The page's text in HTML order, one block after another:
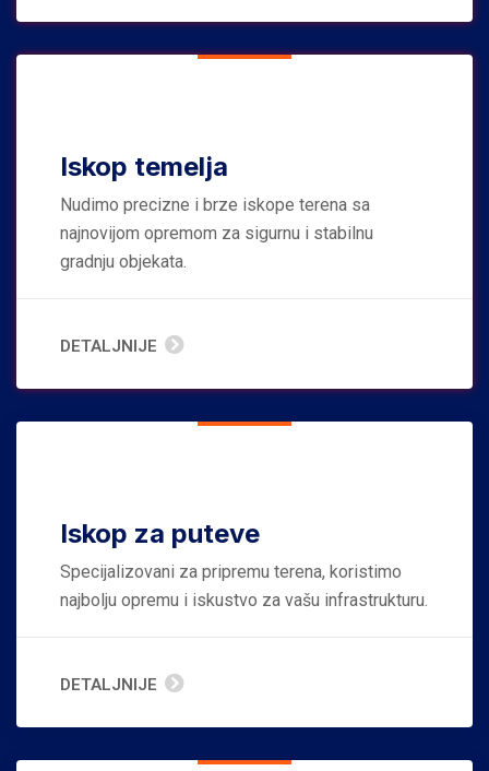
Iskop temelja
Nudimo precizne i brze iskope terena sa
najnovijom opremom za sigurnu i stabilnu
gradnju objekata.
DETALJNIJE
Iskop za puteve
Specijalizovani za pripremu terena, koristimo
najbolju opremu i iskustvo za vašu infrastrukturu.
DETALJNIJE